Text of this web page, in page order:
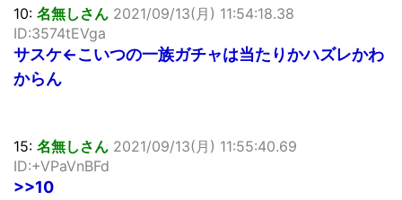
10: 名無しさん 2021/09/13(月) 11:54:18.38
ID:3574tEVga
サスケ←こいつの一族ガチャは当たりかハズレかわ
からん
15: 名無しさん 2021/09/13(月) 11:55:40.69
ID:+VPaVnBFd
>>10